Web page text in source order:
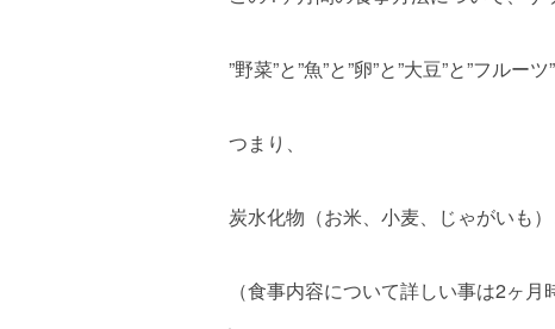
”野菜”と”魚”と”卵”と”大豆”と”フルー
つまり、
炭水化物（お米、小麦、じゃがいも
（食事内容について詳しい事は2ヶ